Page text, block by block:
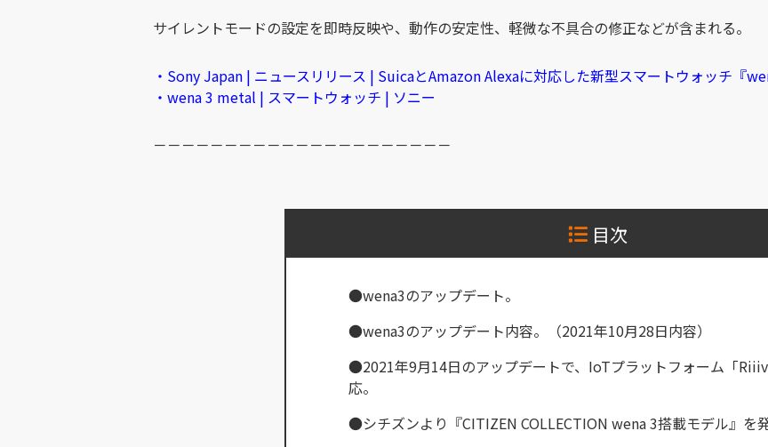
サイレントモードの設定を即時反映や、動作の安定性、軽微な不具合の修正などが含まれる。
・Sony Japan | ニュースリリース | SuicaとAmazon Alexaに対応した新型スマートウォッチ『
・wena 3 metal | スマートウォッチ | ソニー
－－－－－－－－－－－－－－－－－－－－－
目次
●wena3のアップデート。
●wena3のアップデート内容。（2021年10月28日内容）
●2021年9月14日のアップデートで、IoTプラットフォーム「
応。
●シチズンより『CITIZEN COLLECTION wena 3搭載モデル』を